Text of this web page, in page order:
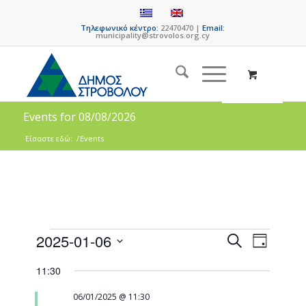
Τηλεφωνικό κέντρο: 22470470 |Email:
municipality@strovolos.org.cy
Events for 08/08/2026
Είσαστε εδώ: /Events
Events
SearchEvent
Views
Day
2025-01-06
date.
11:30
06/01/2025 @ 11:30